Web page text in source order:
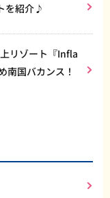
を紹介♪
リゾート『Infla
国バカンス！